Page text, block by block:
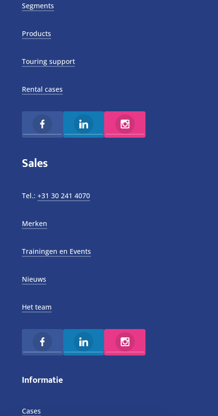
Segments
Products
Touring support
Rental cases
Sales
Tel.: +31 30 241 4070
Merken
Trainingen en Events
Nieuws
Het team
Informatie
Cases